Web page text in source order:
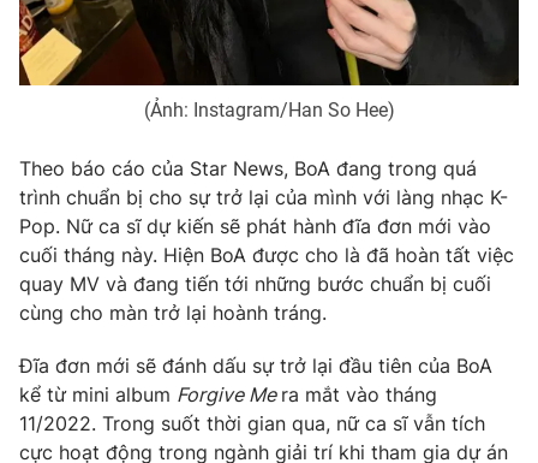
(Ảnh: Instagram/Han So Hee)
Theo báo cáo của Star News, BoA đang trong quá
trình chuẩn bị cho sự trở lại của mình với làng nhạc K-
Pop. Nữ ca sĩ dự kiến sẽ phát hành đĩa đơn mới vào
cuối tháng này. Hiện BoA được cho là đã hoàn tất việc
quay MV và đang tiến tới những bước chuẩn bị cuối
cùng cho màn trở lại hoành tráng.
Đĩa đơn mới sẽ đánh dấu sự trở lại đầu tiên của BoA
kể từ mini album Forgive Me ra mắt vào tháng
11/2022. Trong suốt thời gian qua, nữ ca sĩ vẫn tích
cực hoạt động trong ngành giải trí khi tham gia dự án